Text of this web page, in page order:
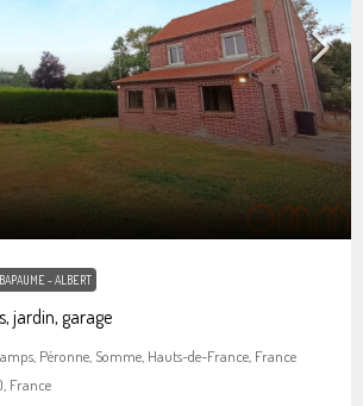
- ALBERT
jardin, garage
Péronne, Somme, Hauts-de-France, France
France